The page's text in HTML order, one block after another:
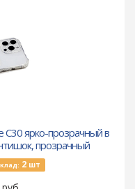
C30 ярко-прозрачный в
прозрачный
2 шт